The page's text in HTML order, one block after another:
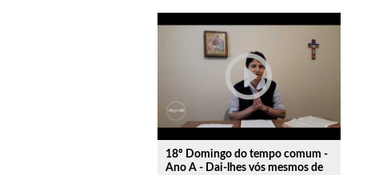
play_circle_outline
18º Domingo do tempo comum -
Ano A - Dai-lhes vós mesmos de